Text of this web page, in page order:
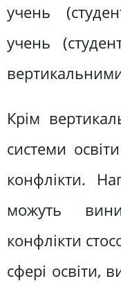
учень
учень
Крім
системи
конфлікти.
можуть
конфлікти
сфері освіти,